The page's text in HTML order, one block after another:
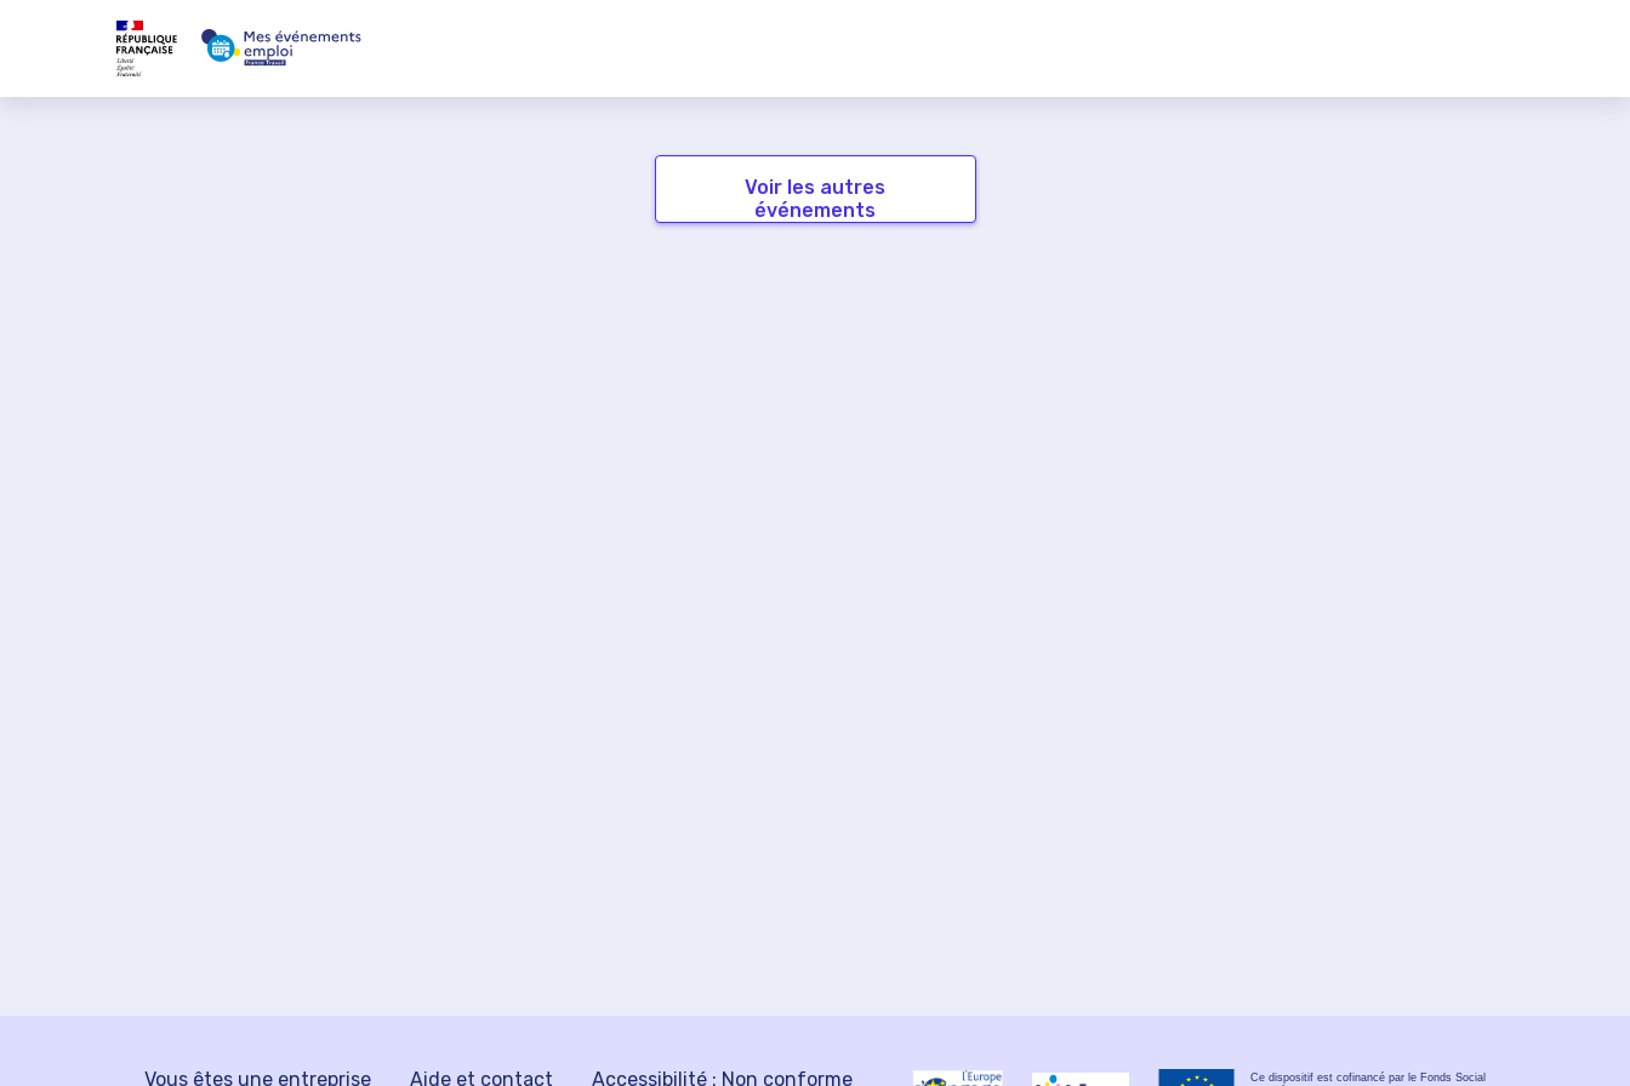
Voir les autres
événements
Vous êtes une entreprise Aide et contact Accessibilité : Non conforme
Ce dispositif est cofinancé par le Fonds Social